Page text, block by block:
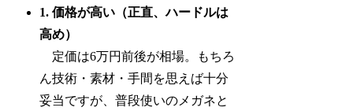
1. 価格が高い（正直、ハードルは
高め）
定価は6万円前後が相場。もちろ
ん技術・素材・手間を思えば十分
妥当ですが、普段使いのメガネと